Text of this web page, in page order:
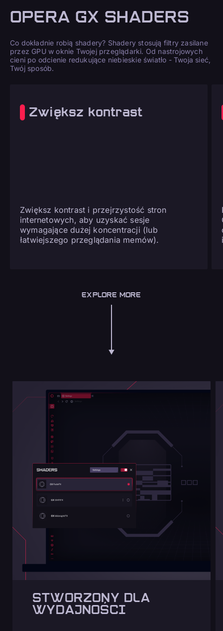
OPERA GX SHADERS
Co dokładnie robią shadery? Shadery stosują filtry zasilane
przez GPU w oknie Twojej przeglądarki. Od nastrojowych
cieni po odcienie redukujące niebieskie światło - Twoja sieć,
Twój sposób.
Zwiększ kontrast
Zwiększ kontrast i przejrzystość stron
internetowych, aby uzyskać sesje
wymagające dużej koncentracji (lub
łatwiejszego przeglądania memów).
EXPLORE MORE
STWORZONY DLA
WYDAJNOŚCI